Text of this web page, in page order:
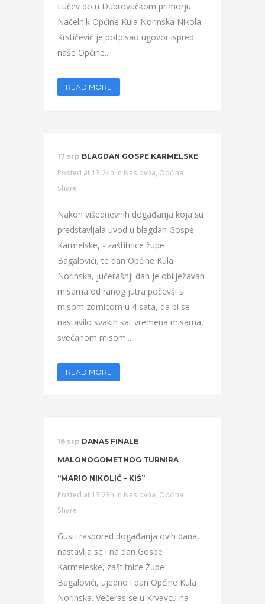
Lučev do u Dubrovačkom primorju.
Načelnik Općine Kula Norinska Nikola
Krstičević je potpisao ugovor ispred
naše Općine...
READ MORE
17 srp BLAGDAN GOSPE KARMELSKE
Posted at 13:24h in Naslovna, Općina
Share
Nakon višednevnih događanja koja su
predstavljala uvod u blagdan Gospe
Karmelske, - zaštitnice župe
Bagalovići, te dan Općine Kula
Norinska, jučerašnji dan je obilježavan
misama od ranog jutra počevši s
misom zornicom u 4 sata, da bi se
nastavilo svakih sat vremena misama,
svečanom misom...
READ MORE
16 srp DANAS FINALE
MALONOGOMETNOG TURNIRA
“MARIO NIKOLIĆ – KIŠ”
Posted at 13:23h in Naslovna, Općina
Share
Gusti raspored događanja ovih dana,
nastavlja se i na dan Gospe
Karmeleske, zaštitnice Župe
Bagalovići, ujedno i dan Općine Kula
Norinska. Večeras se u Krvavcu na